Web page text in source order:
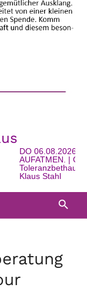
DO 06.08.2026 -
AUFATMEN. |
Toleranzbethaus
Klaus Stahl